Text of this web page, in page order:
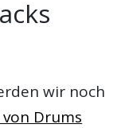
wir noch
Drums